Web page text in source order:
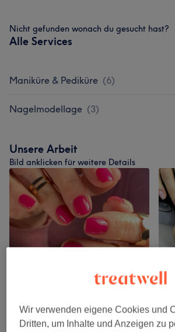
Nicht gefunden wonach du gesucht hast?
Alle Services
Maniküre & Pediküre (6)
Nagelmodellage (3)
Unsere Arbeit
Bild anklicken für weitere Details
Wir verwenden eigene Cookies und
Dritten, um Inhalte und Anzeigen zu